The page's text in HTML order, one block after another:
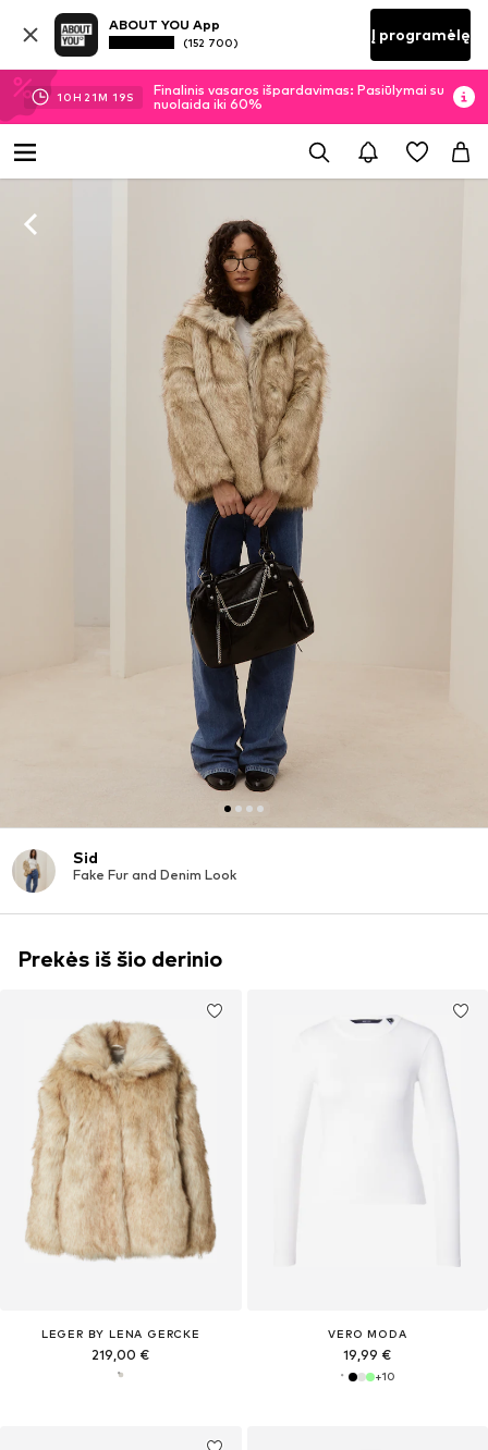
ABOUT YOU App
(152 700) Į programėlę
10H 21M 18S
Finalinis vasaros išpardavimas: Pasiūlymai su
nuolaida iki 60%
Sid
Fake Fur and Denim Look
Prekės iš šio derinio
LEGER BY LENA GERCKE
219,00 €
VERO MODA
19,99 €
+10